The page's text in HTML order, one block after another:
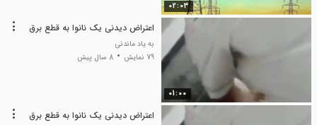
02:03
01:00
اعتراض دیدنی یک نانوا به قطع برق
به یاد ماندنی
79 نمایش
8 سال پیش
اعتراض دیدنی یک نانوا به قطع برق